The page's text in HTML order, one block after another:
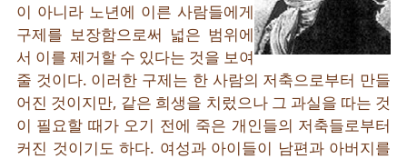
이 아니라 노년에 이른 사람들에게
구제를 보장함으로써 넓은 범위에
서 이를 제거할 수 있다는 것을 보여
줄 것이다. 이러한 구제는 한 사람의 저축으로부터 만들
어진 것이지만, 같은 희생을 치렀으나 그 과실을 따는 것
이 필요할 때가 오기 전에 죽은 개인들의 저축들로부터
커진 것이기도 하다. 여성과 아이들이 남편과 아버지를